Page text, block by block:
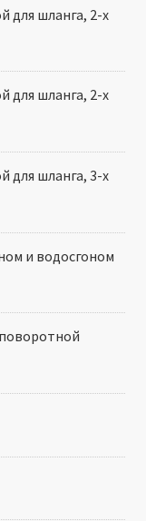
для шланга, 2-х
для шланга, 2-х
для шланга, 3-х
и водосгоном